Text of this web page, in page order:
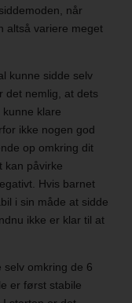
når
altså variere meget
kunne sidde selv
det nemlig, at dets
klare
ikke nogen god
op omkring dit
kan påvirke
Hvis barnet
i sin måde at sidde
ikke er klar til at
selv omkring de 6
er først stabile